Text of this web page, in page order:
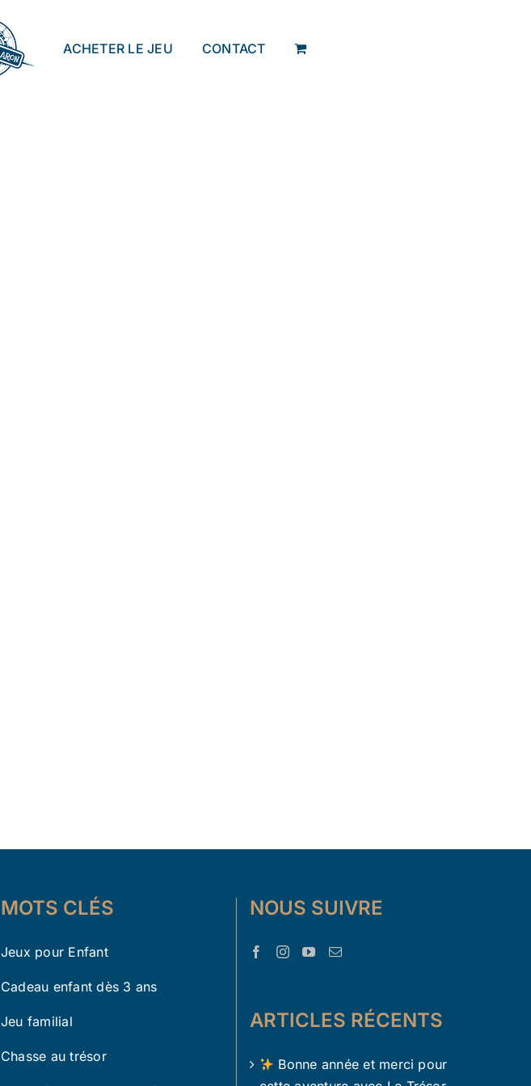
ACHETER LE JEU CONTACT
MOTS CLÉS
Jeux pour Enfant
Cadeau enfant dès 3 ans
Jeu familial
Chasse au trésor
NOUS SUIVRE
ARTICLES RÉCENTS
Bonne année et merci pour